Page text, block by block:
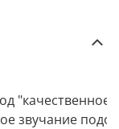
"качественное
звучание